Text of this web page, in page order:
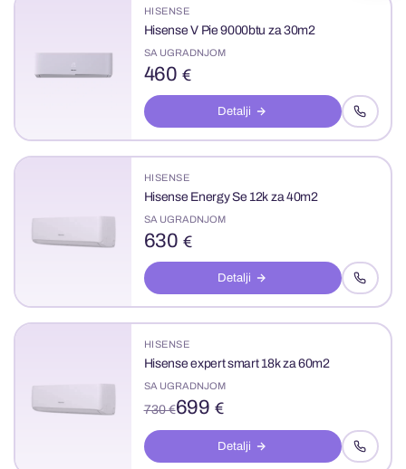
HISENSE
Hisense V Pie 9000btu za 30m2
SA UGRADNJOM
460 €
Detalji
HISENSE
Hisense Energy Se 12k za 40m2
SA UGRADNJOM
630 €
Detalji
HISENSE
Hisense expert smart 18k za 60m2
SA UGRADNJOM
730 €699 €
Detalji